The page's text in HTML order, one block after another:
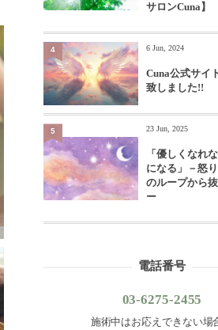
サロンCuna】
6 Jun, 2024
Cuna公式サイ
致しました!!
4
23 Jun, 2025
「優しくなれ
になる」－怒
のループから
ー
5
電話番号
03-6275-2455
施術中はお応えできない場